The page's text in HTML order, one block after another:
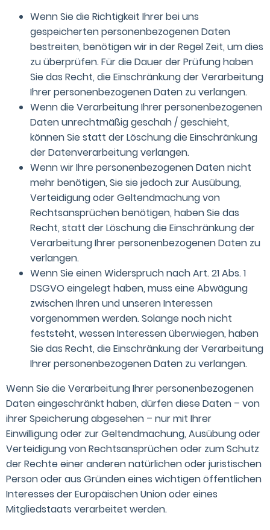
Wenn Sie die Richtigkeit Ihrer bei uns
gespeicherten personenbezogenen Daten
bestreiten, benötigen wir in der Regel Zeit, um dies
zu überprüfen. Für die Dauer der Prüfung haben
Sie das Recht, die Einschränkung der Verarbeitung
Ihrer personenbezogenen Daten zu verlangen.
Wenn die Verarbeitung Ihrer personenbezogenen
Daten unrechtmäßig geschah / geschieht,
können Sie statt der Löschung die Einschränkung
der Datenverarbeitung verlangen.
Wenn wir Ihre personenbezogenen Daten nicht
mehr benötigen, Sie sie jedoch zur Ausübung,
Verteidigung oder Geltendmachung von
Rechtsansprüchen benötigen, haben Sie das
Recht, statt der Löschung die Einschränkung der
Verarbeitung Ihrer personenbezogenen Daten zu
verlangen.
Wenn Sie einen Widerspruch nach Art. 21 Abs. 1
DSGVO eingelegt haben, muss eine Abwägung
zwischen Ihren und unseren Interessen
vorgenommen werden. Solange noch nicht
feststeht, wessen Interessen überwiegen, haben
Sie das Recht, die Einschränkung der Verarbeitung
Ihrer personenbezogenen Daten zu verlangen.
Wenn Sie die Verarbeitung Ihrer personenbezogenen
Daten eingeschränkt haben, dürfen diese Daten – von
ihrer Speicherung abgesehen – nur mit Ihrer
Einwilligung oder zur Geltendmachung, Ausübung oder
Verteidigung von Rechtsansprüchen oder zum Schutz
der Rechte einer anderen natürlichen oder juristischen
Person oder aus Gründen eines wichtigen öffentlichen
Interesses der Europäischen Union oder eines
Mitgliedstaats verarbeitet werden.